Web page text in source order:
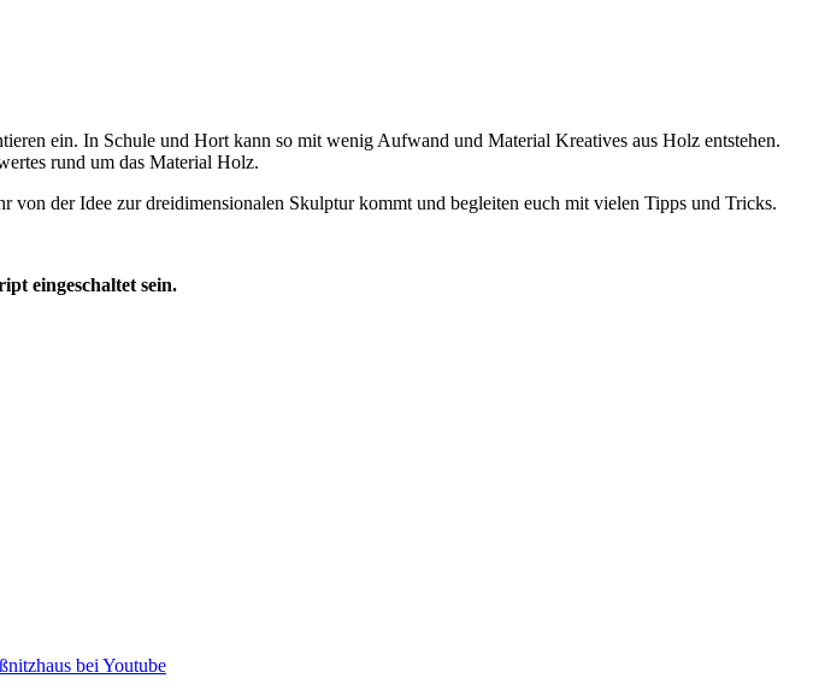
ein. In Schule und Hort kann so mit wenig Aufwand und Material Kreatives aus Holz entstehen.
rund um das Material Holz.
der Idee zur dreidimensionalen Skulptur kommt und begleiten euch mit vielen Tipps und Tricks.
eingeschaltet sein.